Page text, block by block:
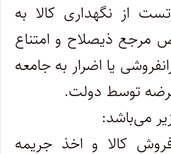
از نگهداری کالا به
ذیصلاح و امتناع
یا اضرار به‌ جامعه
توسط دولت.
می‌باشد:
کالا و اخذ جریمه